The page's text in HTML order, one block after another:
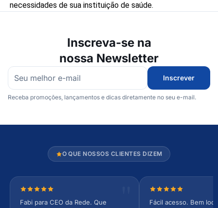
necessidades de sua instituição de saúde.
Inscreva-se na
nossa Newsletter
Inscrever
Receba promoções, lançamentos e dicas diretamente no seu e-mail.
O QUE NOSSOS CLIENTES DIZEM
Nota 5 de 5 estrelas
Fabi para CEO da Rede. Que
Nota 5 de 5
Fácil acesso. Bem